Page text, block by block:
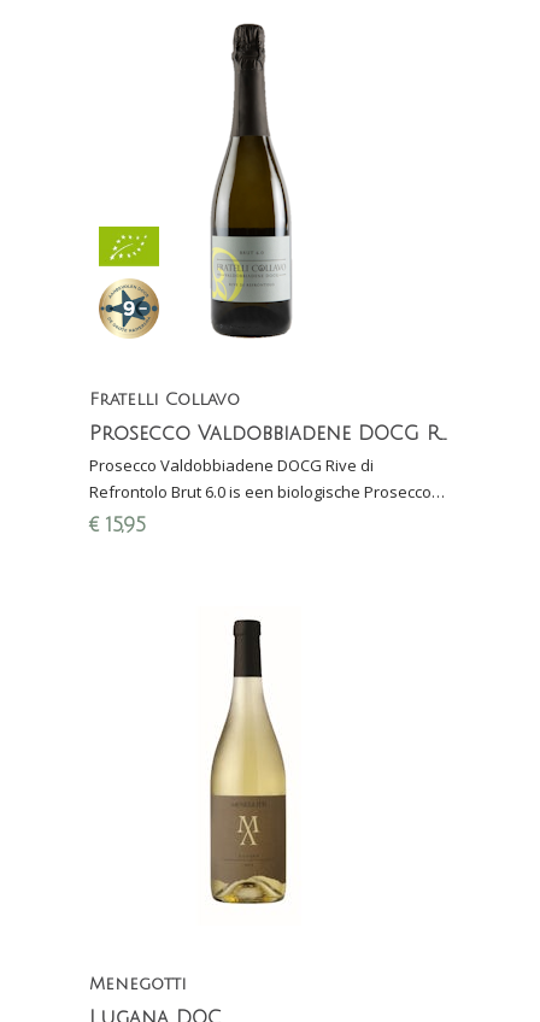
Fratelli Collavo
Prosecco Valdobbiadene DOCG Rive di Refrontolo Brut 6.0
Prosecco Valdobbiadene DOCG Rive di
Refrontolo Brut 6.0 is een biologische Prosecco
van Fratelli Collavo en heeft een fijne mousse en
€ 15,95
Menegotti